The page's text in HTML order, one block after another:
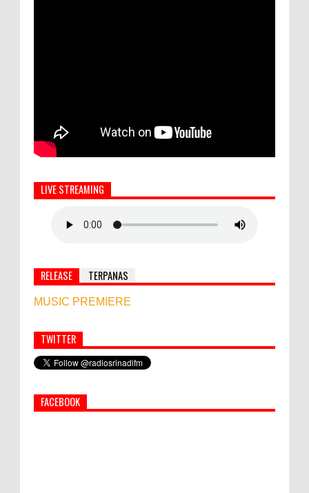
LIVE STREAMING
RELEASE TERPANAS
MUSIC PREMIERE
Simbol Persahabatan, RI Bangun Islamic Centre di
Afghanistan
PEMKAB KLUNGKUNG GELAR PASAR
TWITTER
FACEBOOK